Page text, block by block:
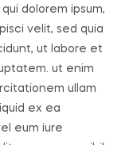
dolorem ipsum,
velit, sed quia
ut labore et
ut enim
ullam
ex ea
eum iure